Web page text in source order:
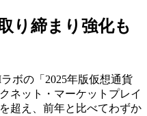
り締まり強化も
ボの「2025年版仮想通貨
ネット・マーケットプレイ
超え、前年と比べてわずか